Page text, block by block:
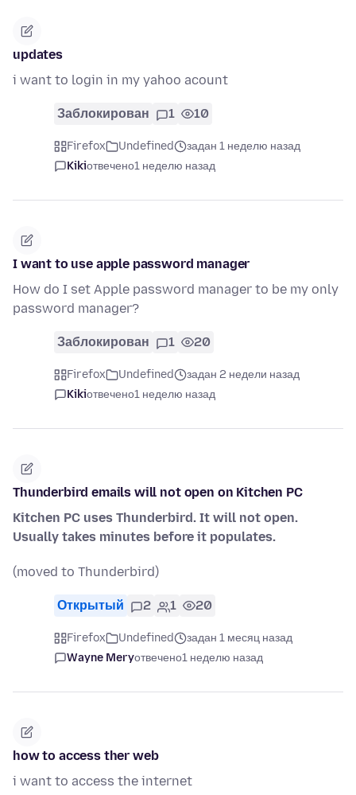
updates
i want to login in my yahoo acount
Заблокирован 1 10
Firefox Undefined
задан 1 неделю назад
Kikiотвечено1 неделю назад
I want to use apple password manager
How do I set Apple password manager to be my only
password manager?
Заблокирован 1 20
Firefox Undefined
задан 2 недели назад
Kikiотвечено1 неделю назад
Thunderbird emails will not open on Kitchen PC
Kitchen PC uses Thunderbird. It will not open.
Usually takes minutes before it populates.
(moved to Thunderbird)
Открытый 2 1 20
Firefox Undefined
задан 1 месяц назад
Wayne Meryотвечено1 неделю назад
how to access ther web
i want to access the internet